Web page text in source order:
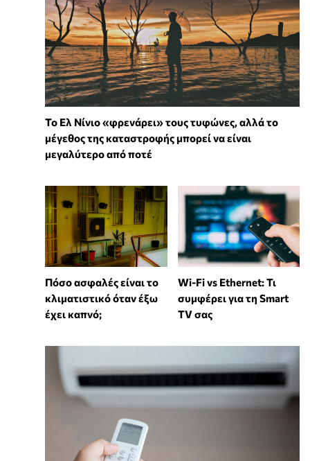
Το Ελ Νίνιο «φρενάρει» τους τυφώνες, αλλά το
μέγεθος της καταστροφής μπορεί να είναι
μεγαλύτερο από ποτέ
Πόσο ασφαλές είναι το
κλιματιστικό όταν έξω
έχει καπνό;
Wi-Fi vs Ethernet: Τι
συμφέρει για τη Smart
TV σας